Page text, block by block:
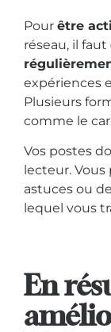
Pour être
réseau, il faut
expériences
Plusieurs
comme le
Vos postes
lecteur.
astuces ou
lequel vous
En